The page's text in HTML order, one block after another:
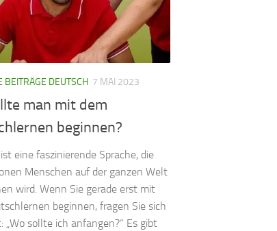
BEITRÄGE DEUTSCH 7 MAI 2023
man mit dem
beginnen?
eine faszinierende Sprache, die
Menschen auf der ganzen Welt
wird. Wenn Sie gerade erst mit
beginnen, fragen Sie sich
„Wo sollte ich anfangen?“ Es gibt